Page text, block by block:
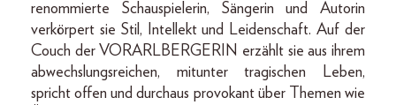
renommierte Schauspielerin, Sängerin und Autorin
verkörpert sie Stil, Intellekt und Leidenschaft. Auf der
Couch der VORARLBERGERIN erzählt sie aus ihrem
abwechslungsreichen, mitunter tragischen Leben,
spricht offen und durchaus provokant über Themen wie